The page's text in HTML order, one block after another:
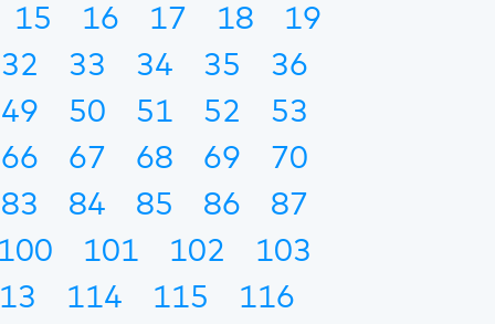
15 16 17 18
19
32 33 34 35
36
49 50 51 52
53
66 67 68 69
70
83 84 85 86
87
100 101 102
103
114 115
116